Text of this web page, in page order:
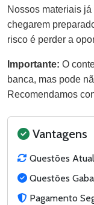
Nossos materiais
chegarem
risco é perder a
Importante: O
banca, mas pode
Recomendamos
Vantagens
Questões
Questões
Pagamento